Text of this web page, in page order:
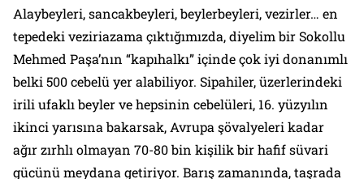
Alaybeyleri, sancakbeyleri, beylerbeyleri, vezirler… en
tepedeki veziriazama çıktığımızda, diyelim bir Sokollu
Mehmed Paşa’nın “kapıhalkı” içinde çok iyi donanımlı
belki 500 cebelü yer alabiliyor. Sipahiler, üzerlerindeki
irili ufaklı beyler ve hepsinin cebelüleri, 16. yüzyılın
ikinci yarısına bakarsak, Avrupa şövalyeleri kadar
ağır zırhlı olmayan 70-80 bin kişilik bir hafif süvari
gücünü meydana getiriyor. Barış zamanında, taşrada